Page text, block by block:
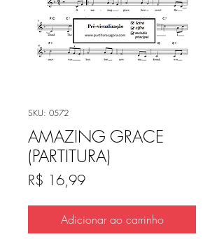
SKU: 0572
AMAZING GRACE
(PARTITURA)
R$ 16,99Preço
Adicionar ao carrinho